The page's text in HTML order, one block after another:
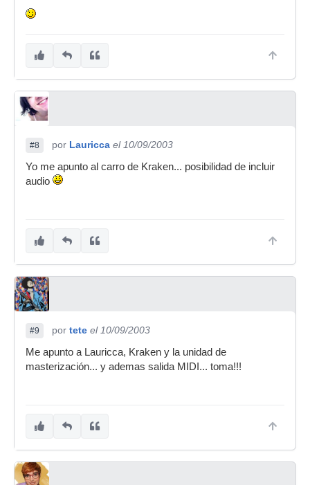
#8 por Lauricca el 10/09/2003
Yo me apunto al carro de Kraken... posibilidad de incluir
audio
#9 por tete el 10/09/2003
Me apunto a Lauricca, Kraken y la unidad de
masterización... y ademas salida MIDI... toma!!!